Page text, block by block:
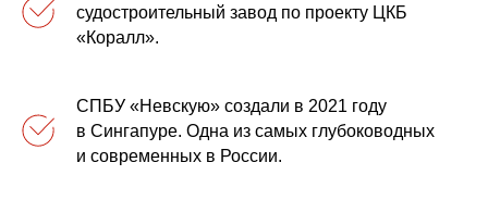
судостроительный завод по проекту ЦКБ
«Коралл».
СПБУ «Невскую» создали в 2021 году
в Сингапуре. Одна из самых глубоководных
и современных в России.